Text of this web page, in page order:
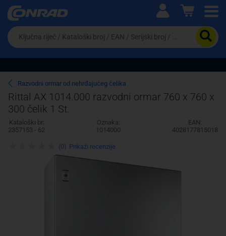
Ova postavka prilagođava asortiman proizvoda i
cijene vašim potrebama.
Pravno lice
Da
biste
potražili
proizvod,
unesite
ključnu
riječ,
kataloški
broj,
EAN
ili
Razvodni ormar od nehrđajućeg čelika
Rittal AX 1014.000 razvodni ormar 760 x 760 x
300 čelik 1 St.
Kataloški br:
2357153 - 62
Oznaka:
1014000
EAN:
4028177815018
(0) Prikaži recenzije